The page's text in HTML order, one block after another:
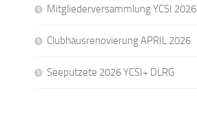
Mitgliederversammlung YCSI 2026
Clubhausrenovierung APRIL 2026
Seeputzete 2026 YCSI+ DLRG